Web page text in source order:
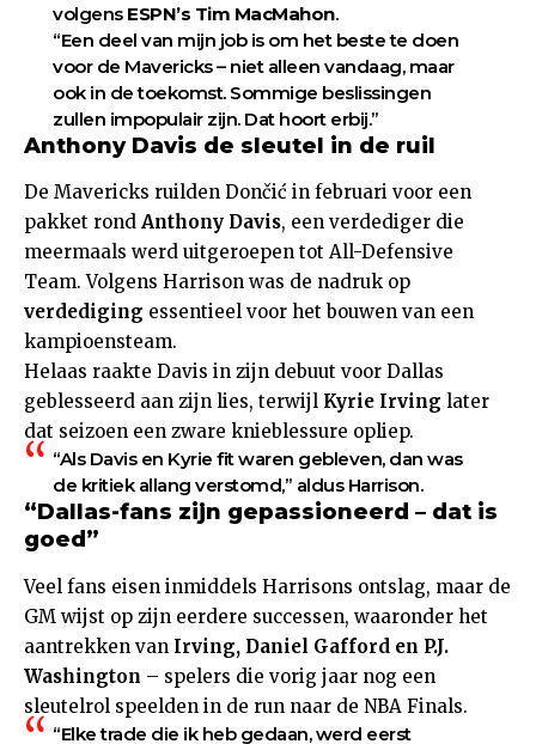
volgens ESPN’s Tim MacMahon.
“Een deel van mijn job is om het beste te doen
voor de Mavericks – niet alleen vandaag, maar
ook in de toekomst. Sommige beslissingen
zullen impopulair zijn. Dat hoort erbij.”
Anthony Davis de sleutel in de ruil
De Mavericks ruilden Dončić in februari voor een
pakket rond Anthony Davis, een verdediger die
meermaals werd uitgeroepen tot All-Defensive
Team. Volgens Harrison was de nadruk op
verdediging essentieel voor het bouwen van een
kampioensteam.
Helaas raakte Davis in zijn debuut voor Dallas
geblesseerd aan zijn lies, terwijl Kyrie Irving later
dat seizoen een zware knieblessure opliep.
“Als Davis en Kyrie fit waren gebleven, dan was
de kritiek allang verstomd,” aldus Harrison.
“Dallas-fans zijn gepassioneerd – dat is
goed”
Veel fans eisen inmiddels Harrisons ontslag, maar de
GM wijst op zijn eerdere successen, waaronder het
aantrekken van Irving, Daniel Gafford en P.J.
Washington – spelers die vorig jaar nog een
sleutelrol speelden in de run naar de NBA Finals.
“Elke trade die ik heb gedaan, werd eerst